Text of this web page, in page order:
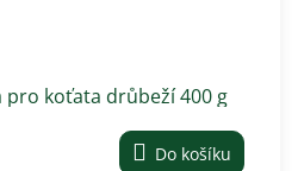
pro koťata drůbeží 400 g
Do košíku